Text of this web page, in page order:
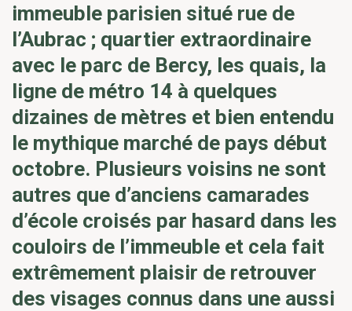
immeuble parisien situé rue de
l’Aubrac ; quartier extraordinaire
avec le parc de Bercy, les quais, la
ligne de métro 14 à quelques
dizaines de mètres et bien entendu
le mythique marché de pays début
octobre. Plusieurs voisins ne sont
autres que d’anciens camarades
d’école croisés par hasard dans les
couloirs de l’immeuble et cela fait
extrêmement plaisir de retrouver
des visages connus dans une aussi